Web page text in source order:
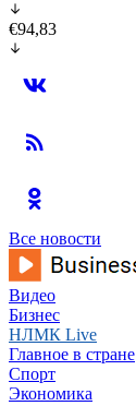
€94,83
Все новости
Видео
Бизнес
НЛМК Live
Главное в стране
Спорт
Экономика